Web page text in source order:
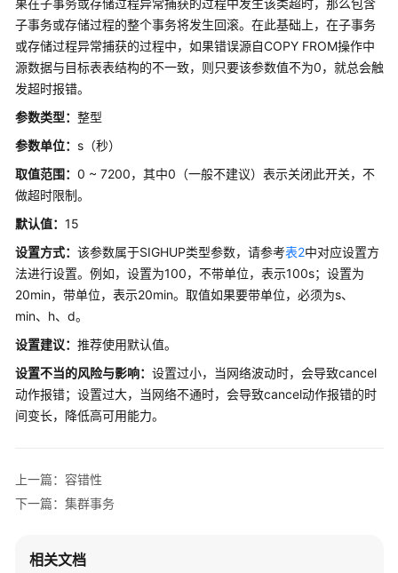
数
级
它
等
待
事
系
统
照
果在子事务或存储过程异常捕获的过程中发生该类超时，那么包含
子事务或存储过程的整个事务将发生回滚。在此基础上，在子事务
或存储过程异常捕获的过程中，如果错误源自COPY FROM操作中
源数据与目标表表结构的不一致，则只要该参数值不为0，就总会触
发超时报错。
参数类型： 整型
参数单位： s（秒）
取值范围： 0 ~ 7200，其中0（一般不建议）表示关闭此开关，不
做超时限制。
默认值： 15
设置方式： 该参数属于SIGHUP类型参数，请参考表2中对应设置方
法进行设置。例如，设置为100，不带单位，表示100s；设置为
20min，带单位，表示20min。取值如果要带单位，必须为s、
min、h、d。
设置建议： 推荐使用默认值。
设置不当的风险与影响： 设置过小，当网络波动时，会导致cancel
动作报错；设置过大，当网络不通时，会导致cancel动作报错的时
间变长，降低高可用能力。
上一篇：容错性
下一篇：集群事务
相关文档